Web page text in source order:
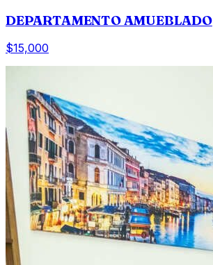
DEPARTAMENTO AMUEBLADO
$15,000